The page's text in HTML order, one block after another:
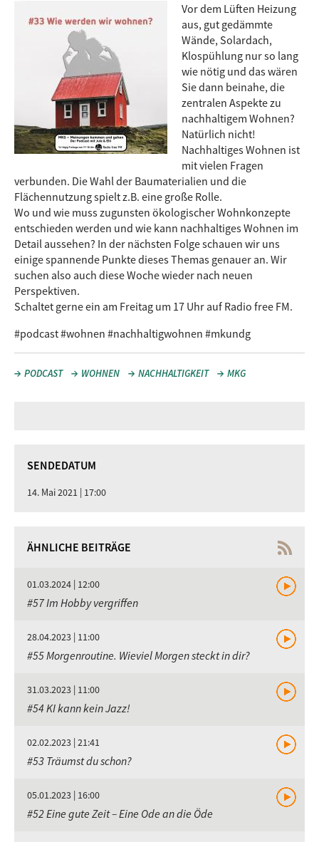
Vor dem Lüften Heizung
aus, gut gedämmte
Wände, Solardach,
Klospühlung nur so lang
wie nötig und das wären
Sie dann beinahe, die
zentralen Aspekte zu
nachhaltigem Wohnen?
Natürlich nicht!
Nachhaltiges Wohnen ist
mit vielen Fragen
verbunden. Die Wahl der Baumaterialien und die
Flächennutzung spielt z.B. eine große Rolle.
Wo und wie muss zugunsten ökologischer Wohnkonzepte
entschieden werden und wie kann nachhaltiges Wohnen im
Detail aussehen? In der nächsten Folge schauen wir uns
einige spannende Punkte dieses Themas genauer an. Wir
suchen also auch diese Woche wieder nach neuen
Perspektiven.
Schaltet gerne ein am Freitag um 17 Uhr auf Radio free FM.
#podcast #wohnen #nachhaltigwohnen #mkundg
PODCAST WOHNEN NACHHALTIGKEIT MKG
SENDEDATUM
14. Mai 2021 | 17:00
ÄHNLICHE BEITRÄGE
01.03.2024 | 12:00
#57 Im Hobby vergriffen
28.04.2023 | 11:00
#55 Morgenroutine. Wieviel Morgen steckt in dir?
31.03.2023 | 11:00
#54 KI kann kein Jazz!
02.02.2023 | 21:41
#53 Träumst du schon?
05.01.2023 | 16:00
#52 Eine gute Zeit – Eine Ode an die Öde